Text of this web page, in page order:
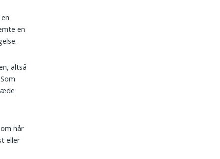
en
altså
når
eller